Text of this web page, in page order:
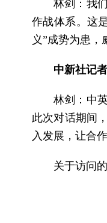
林剑：我
作战体系。这
义”成势为患，
中新社记
林剑：中
此次对话期间
入发展，让合
关于访问